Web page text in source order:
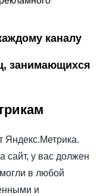
каналу
занимающихся
Яндекс.Метрика.
сайт, у вас должен
в любой
и